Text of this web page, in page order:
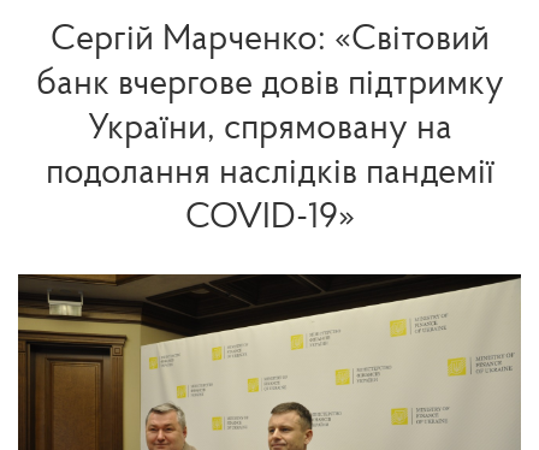
Сергій Марченко: «Світовий
банк вчергове довів підтримку
України, спрямовану на
подолання наслідків пандемії
COVID-19»